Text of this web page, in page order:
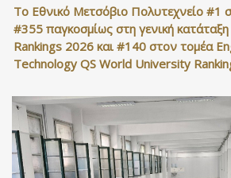
Το Εθνικό Μετσόβιο Πολυτεχνείο #1
#355 παγκοσμίως στη γενική
Rankings 2026 και #140 στον τομέα
Technology QS World University